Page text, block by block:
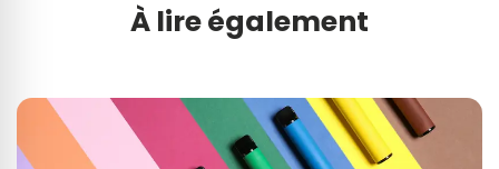
À lire également